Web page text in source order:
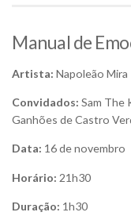
Manual de
Artista: Napoleão Mira
Convidados: Sam The
Ganhões de Castro
Data: 16 de novembro
Horário: 21h30
Duração: 1h30